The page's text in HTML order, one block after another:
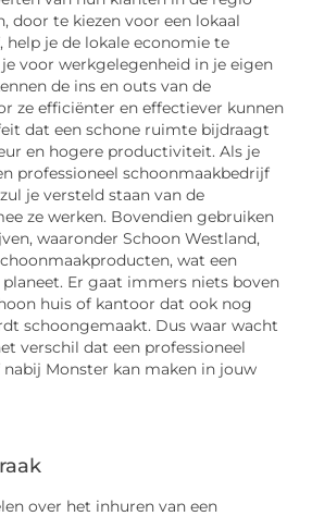
door te kiezen voor een lokaal
help je de lokale economie te
voor werkgelegenheid in je eigen
de ins en outs van de
ze efficiënter en effectiever kunnen
dat een schone ruimte bijdraagt
en hogere productiviteit. Als je
professioneel schoonmaakbedrijf
je versteld staan van de
ze werken. Bovendien gebruiken
waaronder Schoon Westland,
wat een
Er gaat immers niets boven
huis of kantoor dat ook nog
schoongemaakt. Dus waar wacht
verschil dat een professioneel
Monster kan maken in jouw
over het inhuren van een